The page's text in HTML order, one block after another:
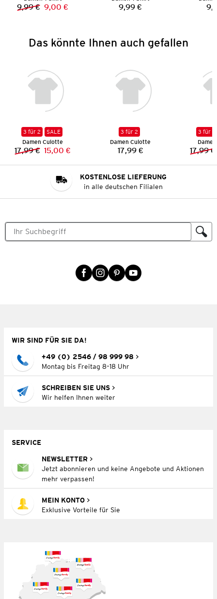
Vorheriger Preis:
9,99 € Neuer Preis:
9,00 € Preis:
9,99 €
Das könnte Ihnen auch gefallen
3 für 2
SALE
Damen Culotte
Vorheriger Preis:
17,99 € Neuer Preis:
15,00 €
3 für 2
Damen Culotte
Preis:
17,99 €
3 für 2
17,99 €
KOSTENLOSE LIEFERUNG
in alle deutschen Filialen
WIR SIND FÜR SIE DA!
+49 (0) 2546 / 98 999 98
Montag bis Freitag 8–18 Uhr
SCHREIBEN SIE UNS
Wir helfen Ihnen weiter
SERVICE
NEWSLETTER
Jetzt abonnieren und keine Angebote und Aktionen
mehr verpassen!
MEIN KONTO
Exklusive Vorteile für Sie